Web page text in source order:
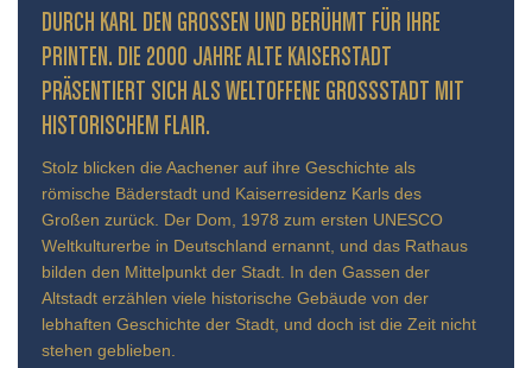
URCH KARL DEN GROSSEN UND BERÜHMT FÜR IHRE PR
INTEN. DIE 2000 JAHRE ALTE KAISERSTADT PR
ÄSENTIERT SICH ALS WELTOFFENE GROSSSTADT MIT HIS
TORISCHEM FLAIR.
Stolz blicken die Aachener auf ihre Geschichte als
römische Bäderstadt und Kaiserresidenz Karls des
Großen zurück. Der Dom, 1978 zum ersten UNESCO
Weltkulturerbe in Deutschland ernannt, und das Rathaus
bilden den Mittelpunkt der Stadt. In den Gassen der
Altstadt erzählen viele historische Gebäude von der
lebhaften Geschichte der Stadt, und doch ist die Zeit nicht
stehen geblieben.